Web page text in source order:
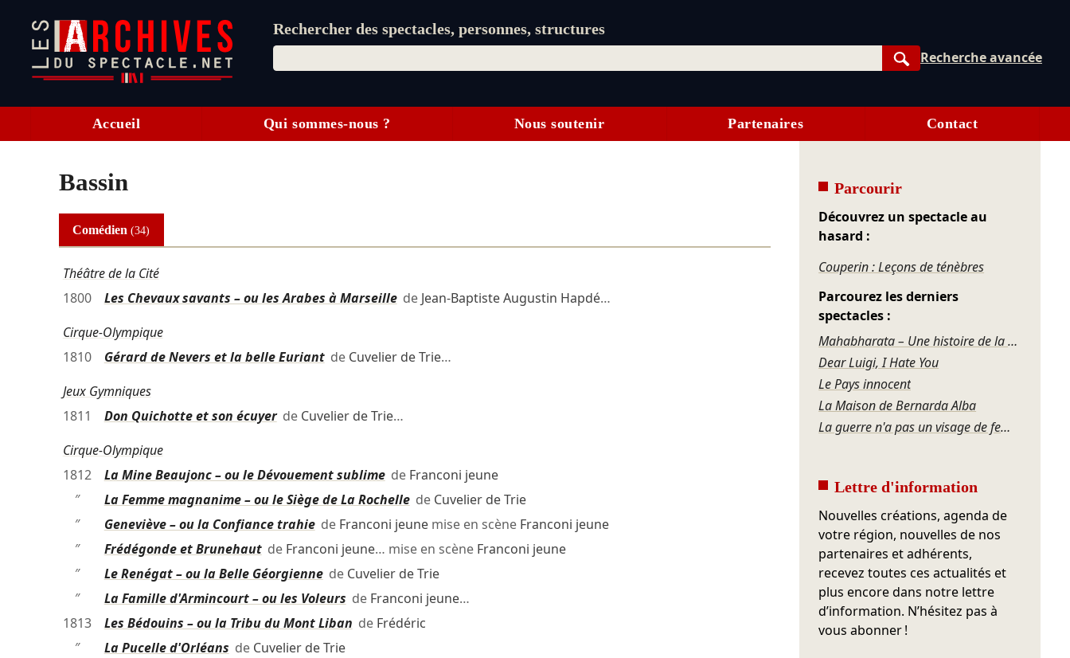
Rechercher des spectacles, personnes, structures
Rechercher
Recherche avancée
Accueil Qui sommes-nous ? Nous soutenir Partenaires Contact
Bassin
Comédien(34)
Théâtre de la Cité
1800
Les Chevaux savants – ou les Arabes à Marseillede Jean-Baptiste Augustin Hapdé…
Cirque-Olympique
1810
Gérard de Nevers et la belle Euriantde Cuvelier de Trie…
Jeux Gymniques
1811
Don Quichotte et son écuyerde Cuvelier de Trie…
Cirque-Olympique
1812
La Mine Beaujonc – ou le Dévouement sublimede Franconi jeune
″
La Femme magnanime – ou le Siège de La Rochellede Cuvelier de Trie
″
Geneviève – ou la Confiance trahiede Franconi jeunemise en scène Franconi jeune
″
Frédégonde et Brunehautde Franconi jeune… mise en scène Franconi jeune
″
Le Renégat – ou la Belle Géorgiennede Cuvelier de Trie
″
La Famille d'Armincourt – ou les Voleurs de Franconi jeune…
1813
Les Bédouins – ou la Tribu du Mont Liban de Frédéric
″
La Pucelle d'Orléans de Cuvelier de Trie
Parcourir
Découvrez un spectacle au
hasard :
Couperin : Leçons de ténèbres
Parcourez les derniers
spectacles :
Mahabharata – Une histoire de la violence
Dear Luigi, I Hate You
Le Pays innocent
La Maison de Bernarda Alba
La guerre n'a pas un visage de femme
Lettre d'information
Nouvelles créations, agenda de
votre région, nouvelles de nos
partenaires et adhérents,
recevez toutes ces actualités et
plus encore dans notre lettre
d’information. N’hésitez pas à
vous abonner !